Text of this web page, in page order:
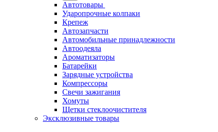
Автотовары
Ударопрочные колпаки
Крепеж
Автозапчасти
Автомобильные принадлежности
Автоодеяла
Ароматизаторы
Батарейки
Зарядные устройства
Компрессоры
Свечи зажигания
Хомуты
Щетки стеклоочистителя
Эксклюзивные товары